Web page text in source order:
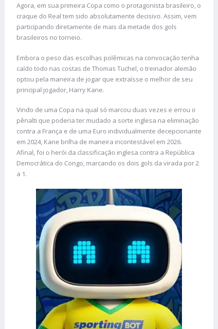
Agora, em sua primeira Copa como o protagonista brasileiro, o
craque do Real tem sido absolutamente decisivo. Assim, vem
participando diretamente de mais da metade dos gols
brasileiros no torneio.
Embora o peso das escolhas polêmicas na convocação tenha
caído todo nas costas de Thomas Tuchel, o treinador alemão
optou pela maneira de jogar que extraísse o melhor de seu
principal jogador, Harry Kane.
Vindo de uma Copa na qual só marcou duas vezes e errou o
pênalti que poderia ter mudado a sorte inglesa na eliminação
contra a França e de uma Euro individualmente decepcionante
em 2024, Kane brilha de maneira incontestável em 2026.
Afinal, foi o herói da classificação inglesa contra a República
Democrática do Congo, marcando os dois gols da virada por 2
a 1.